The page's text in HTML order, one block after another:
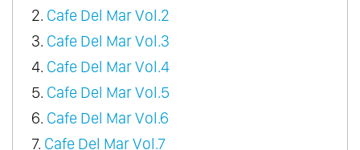
2. Cafe Del Mar Vol.2
3. Cafe Del Mar Vol.3
4. Cafe Del Mar Vol.4
5. Cafe Del Mar Vol.5
6. Cafe Del Mar Vol.6
7. Cafe Del Mar Vol.7